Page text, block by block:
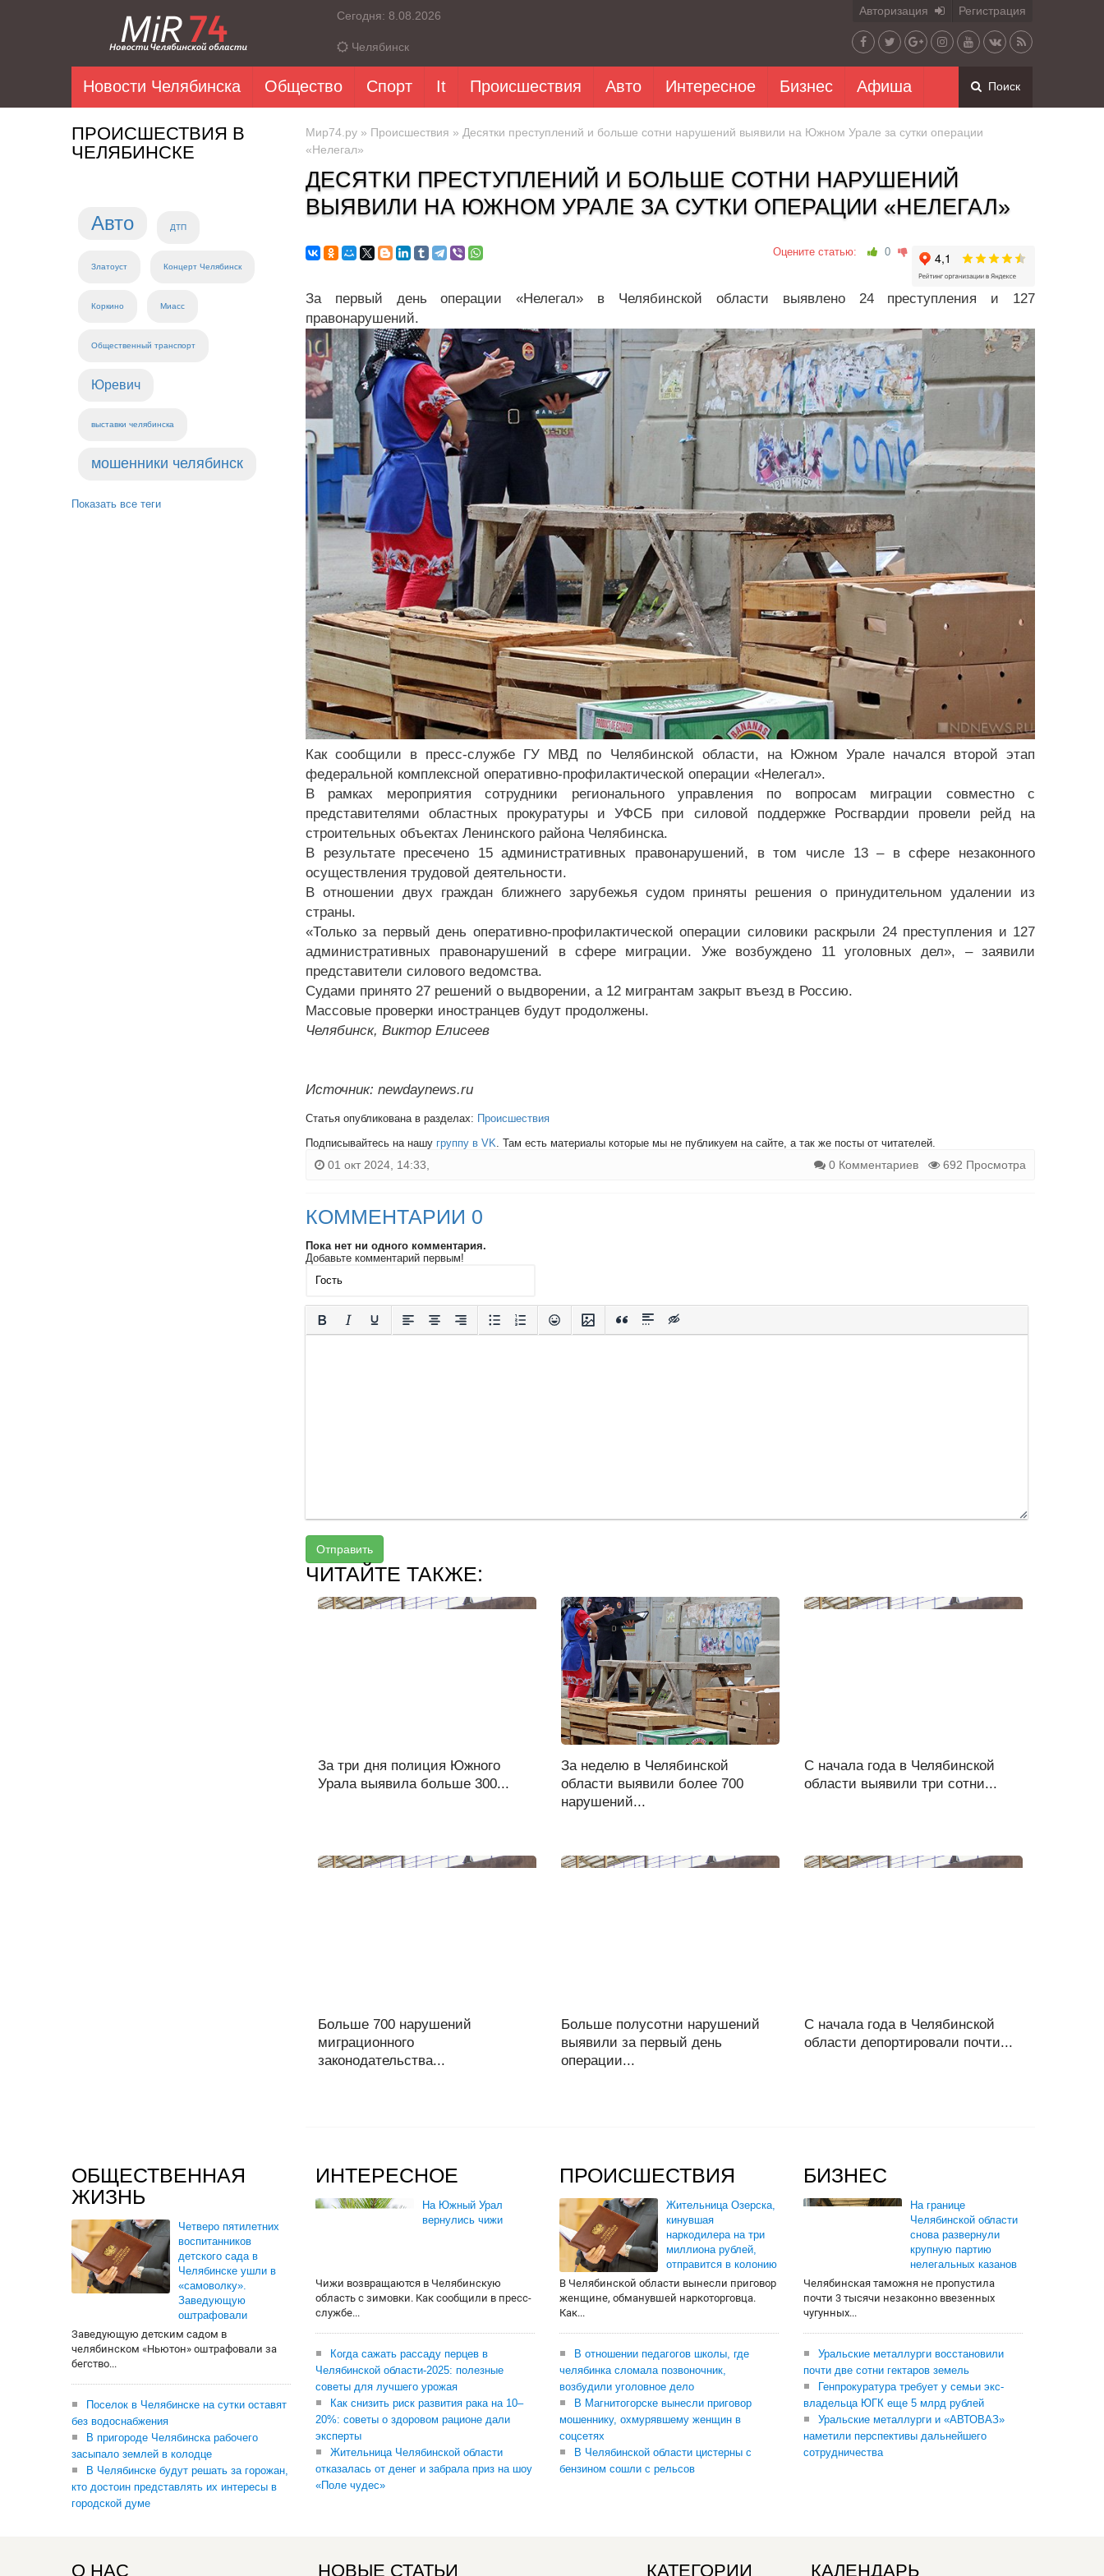
Сегодня: 8.08.2026
Челябинск
Авторизация Регистрация
Новости Челябинска Общество Спорт It Происшествия Авто Интересное Бизнес Афиша Поиск
ПРОИСШЕСТВИЯ В
ЧЕЛЯБИНСКЕ
Авто ДТП
Златоуст Концерт Челябинск
Коркино Миасс
Общественный транспорт
Юревич
выставки челябинска
мошенники челябинск
Показать все теги
Мир74.ру » Происшествия » Десятки преступлений и больше сотни нарушений выявили на Южном Урале за сутки операции
«Нелегал»
ДЕСЯТКИ ПРЕСТУПЛЕНИЙ И БОЛЬШЕ СОТНИ НАРУШЕНИЙ
ВЫЯВИЛИ НА ЮЖНОМ УРАЛЕ ЗА СУТКИ ОПЕРАЦИИ «НЕЛЕГАЛ»
Оцените статью: 0
За первый день операции «Нелегал» в Челябинской области выявлено 24 преступления и 127
правонарушений.
Как сообщили в пресс-службе ГУ МВД по Челябинской области, на Южном Урале начался второй этап
федеральной комплексной оперативно-профилактической операции «Нелегал».
В рамках мероприятия сотрудники регионального управления по вопросам миграции совместно с
представителями областных прокуратуры и УФСБ при силовой поддержке Росгвардии провели рейд на
строительных объектах Ленинского района Челябинска.
В результате пресечено 15 административных правонарушений, в том числе 13 – в сфере незаконного
осуществления трудовой деятельности.
В отношении двух граждан ближнего зарубежья судом приняты решения о принудительном удалении из
страны.
«Только за первый день оперативно-профилактической операции силовики раскрыли 24 преступления и 127
административных правонарушений в сфере миграции. Уже возбуждено 11 уголовных дел», – заявили
представители силового ведомства.
Судами принято 27 решений о выдворении, а 12 мигрантам закрыт въезд в Россию.
Массовые проверки иностранцев будут продолжены.
Челябинск, Виктор Елисеев
Источник: newdaynews.ru
Статья опубликована в разделах: Происшествия
Подписывайтесь на нашу группу в VK . Там есть материалы которые мы не публикуем на сайте, а так же посты от читателей.
01 окт 2024, 14:33, 0 Комментариев 692 Просмотра
КОММЕНТАРИИ 0
Пока нет ни одного комментария.
Добавьте комментарий первым!
Отправить
ЧИТАЙТЕ ТАКЖЕ:
За три дня полиция Южного
Урала выявила больше 300...
За неделю в Челябинской
области выявили более 700
нарушений...
С начала года в Челябинской
области выявили три сотни...
Больше 700 нарушений
миграционного
законодательства...
Больше полусотни нарушений
выявили за первый день
операции...
С начала года в Челябинской
области депортировали почти...
ОБЩЕСТВЕННАЯ
ЖИЗНЬ
Четверо пятилетних
воспитанников
детского сада в
Челябинске ушли в
«самоволку».
Заведующую
оштрафовали
Заведующую детским садом в
челябинском «Ньютон» оштрафовали за
бегство...
Поселок в Челябинске на сутки оставят
без водоснабжения
В пригороде Челябинска рабочего
засыпало землей в колодце
В Челябинске будут решать за горожан,
кто достоин представлять их интересы в
городской думе
ИНТЕРЕСНОЕ
На Южный Урал
вернулись чижи
Чижи возвращаются в Челябинскую
область с зимовки. Как сообщили в пресс-
службе...
Когда сажать рассаду перцев в
Челябинской области-2025: полезные
советы для лучшего урожая
Как снизить риск развития рака на 10–
20%: советы о здоровом рационе дали
эксперты
Жительница Челябинской области
отказалась от денег и забрала приз на шоу
«Поле чудес»
ПРОИСШЕСТВИЯ
Жительница Озерска,
кинувшая
наркодилера на три
миллиона рублей,
отправится в колонию
В Челябинской области вынесли приговор
женщине, обманувшей наркоторговца.
Как...
В отношении педагогов школы, где
челябинка сломала позвоночник,
возбудили уголовное дело
В Магнитогорске вынесли приговор
мошеннику, охмурявшему женщин в
соцсетях
В Челябинской области цистерны с
бензином сошли с рельсов
БИЗНЕС
На границе
Челябинской области
снова развернули
крупную партию
нелегальных казанов
Челябинская таможня не пропустила
почти 3 тысячи незаконно ввезенных
чугунных...
Уральские металлурги восстановили
почти две сотни гектаров земель
Генпрокуратура требует у семьи экс-
владельца ЮГК еще 5 млрд рублей
Уральские металлурги и «АВТОВАЗ»
наметили перспективы дальнейшего
сотрудничества
О НАС НОВЫЕ СТАТЬИ КАТЕГОРИИ КАЛЕНДАРЬ